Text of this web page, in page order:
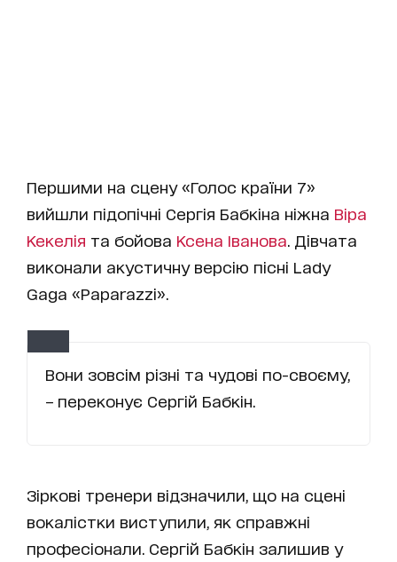
Першими на сцену «Голос країни 7»
вийшли підопічні Сергія Бабкіна ніжна Віра
Кекелія та бойова Ксена Іванова . Дівчата
виконали акустичну версію пісні Lady
Gaga «Paparazzi».
Вони зовсім різні та чудові по-своєму,
– переконує Сергій Бабкін.
Зіркові тренери відзначили, що на сцені
вокалістки виступили, як справжні
професіонали. Сергій Бабкін залишив у